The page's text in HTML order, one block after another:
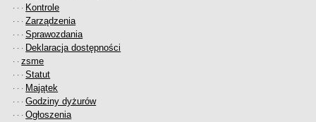
· · · Kontrole
· · ·Zarządzenia
· · ·Sprawozdania
· · · Deklaracja dostępności
· ·zsme
· · ·Statut
· · · Majątek
· · ·Godziny dyżurów
· · ·Ogłoszenia